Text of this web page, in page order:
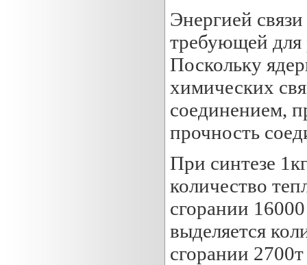
Энергией
требующей для
Поскольку
химических
соединением,
прочность
При синтезе
количество
сгорании
выделяется
сгорании 2700т